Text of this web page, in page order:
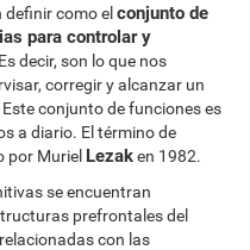
definir como elconjunto de
para controlar y
decir, son lo que nos
corregir y alcanzar un
conjunto de funciones es
a diario. El término de
por Muriel Lezaken 1982.
se encuentran
prefrontales del
con las